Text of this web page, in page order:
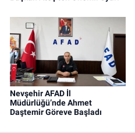
Nevşehir AFAD İl
Müdürlüğü’nde Ahmet
Daştemir Göreve Başladı